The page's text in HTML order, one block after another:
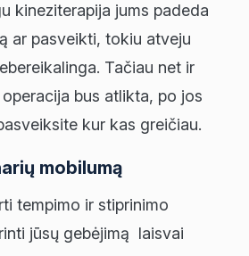
kineziterapija jums padeda
ar pasveikti, tokiu atveju
Tačiau net ir
bus atlikta, po jos
kur kas greičiau.
mobilumą​
tempimo ir stiprinimo
jūsų gebėjimą laisvai